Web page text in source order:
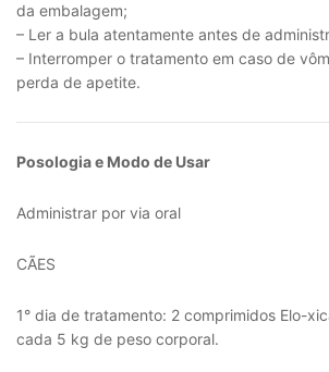
da embalagem;
– Ler a bula atentamente antes de
– Interromper o tratamento em caso de
perda de apetite.
Posologia e Modo de Usar
Administrar por via oral
CÃES
1° dia de tratamento: 2 comprimidos Elo-
cada 5 kg de peso corporal.